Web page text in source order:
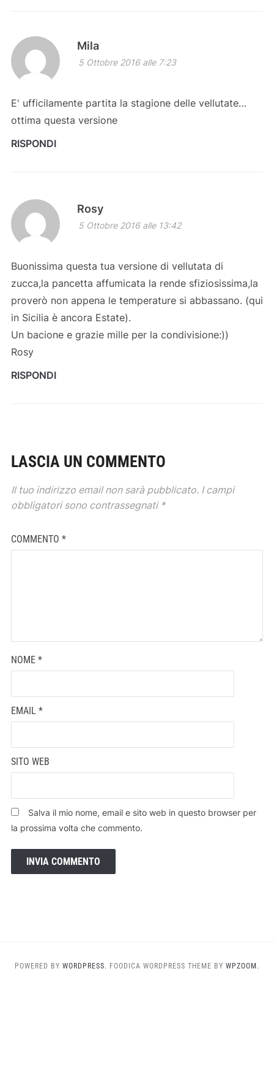
Mila
5 Ottobre 2016 alle 7:23
E' ufficilamente partita la stagione delle vellutate…
ottima questa versione
RISPONDI
Rosy
5 Ottobre 2016 alle 13:42
Buonissima questa tua versione di vellutata di
zucca,la pancetta affumicata la rende sfiziosissima,la
proverò non appena le temperature si abbassano. (qui
in Sicilia è ancora Estate).
Un bacione e grazie mille per la condivisione:))
Rosy
RISPONDI
LASCIA UN COMMENTO
Il tuo indirizzo email non sarà pubblicato. I campi
obbligatori sono contrassegnati *
COMMENTO *
NOME *
EMAIL *
SITO WEB
Salva il mio nome, email e sito web in questo browser per
la prossima volta che commento.
POWERED BY WORDPRESS. FOODICA WORDPRESS THEME BY WPZOOM.